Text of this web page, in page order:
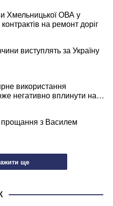
Хмельницької ОВА у
на ремонт доріг
виступлять за Україну
використання
негативно вплинути на
з Василем
ще